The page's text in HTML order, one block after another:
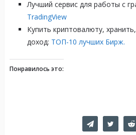
Лучший сервис для работы с
TradingView
Купить криптовалюту,
доход: ТОП-10 лучших Бирж.
Понравилось это: